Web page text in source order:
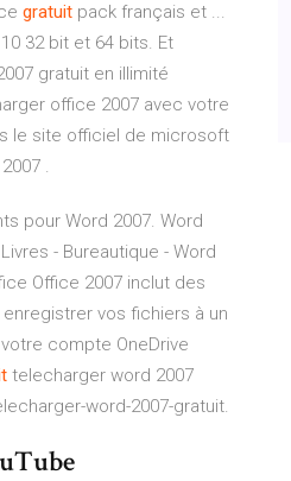
gratuit pack français et ...
32 bit et 64 bits. Et
gratuit en illimité
office 2007 avec votre
le site officiel de microsoft
.
pour Word 2007. Word
- Bureautique - Word
Office 2007 inclut des
vos fichiers à un
compte OneDrive
telecharger word 2007
word-2007-gratuit.